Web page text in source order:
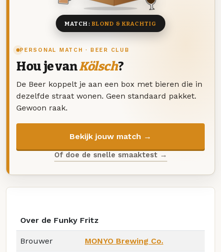
PERSONAL MATCH · BEER CLUB
Hou je vanKölsch?
De Beer koppelt je aan een box met bieren die in
dezelfde straat wonen. Geen standaard pakket.
Gewoon raak.
Bekijk jouw match →
Of doe de snelle smaaktest →
MATCH: BLOND & KRACHTIG
Over de Funky Fritz
Brouwer MONYO Brewing Co.